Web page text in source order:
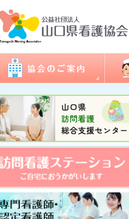
会長あいさつ
協会概要
委員会活動
地区支部活動
会報誌「きらめき」
入会のご案内
アクセス
開館日・閉館日
関連団体 看護
研修
看護
認
ナ
図書
各